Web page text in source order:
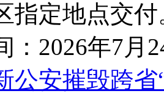
指定地点交付
： 2026年7月
公安摧毁跨省